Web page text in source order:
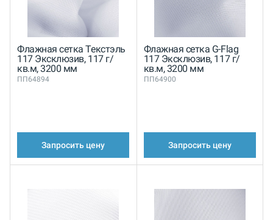
Флажная сетка Текстэль
117 Эксклюзив, 117 г/
кв.м, 3200 мм
ПП64894
Запросить цену
Флажная сетка G-Flag
117 Эксклюзив, 117 г/
кв.м, 3200 мм
ПП64900
Запросить цену